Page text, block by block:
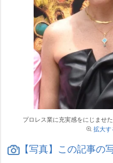
プロレス業に充実感をにじませ
拡大す
【写真】この記事の